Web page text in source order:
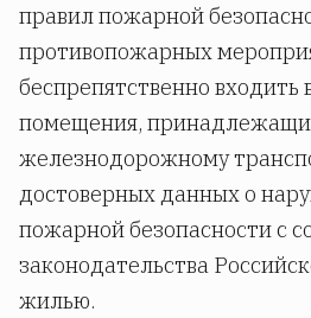
правил пожарной
противопожарных
беспрепятственно входить
помещения,
железнодорожному
достоверных данных о
пожарной безопасности с
законодательства
жилью.